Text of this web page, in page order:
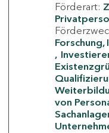
Förderart:
von